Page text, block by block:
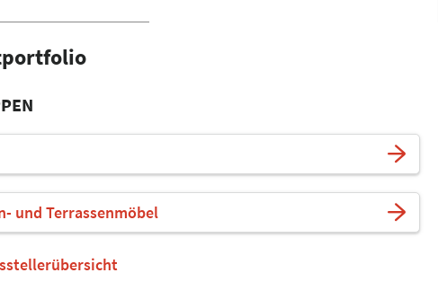
und Terrassenmöbel